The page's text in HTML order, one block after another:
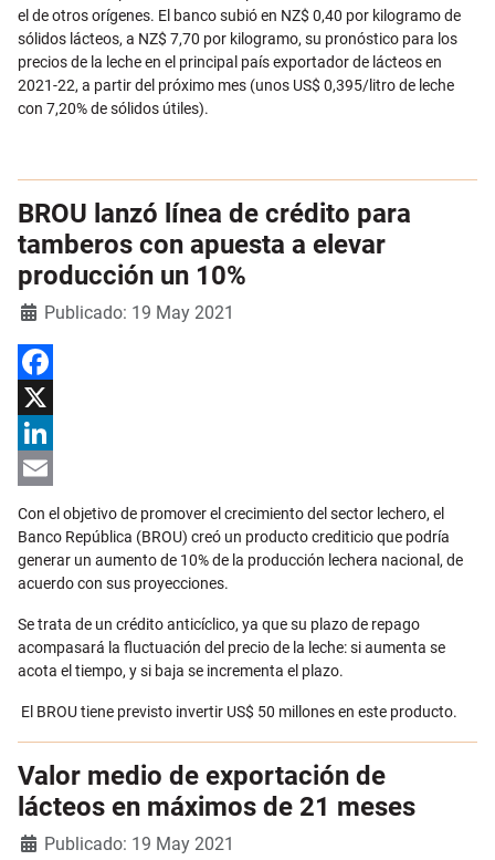
el de otros orígenes. El banco subió en NZ$ 0,40 por kilogramo de
sólidos lácteos, a NZ$ 7,70 por kilogramo, su pronóstico para los
precios de la leche en el principal país exportador de lácteos en
2021-22, a partir del próximo mes (unos US$ 0,395/litro de leche
con 7,20% de sólidos útiles).
BROU lanzó línea de crédito para
tamberos con apuesta a elevar
producción un 10%
DetallesPublicado: 19 May 2021
Facebook
X
LinkedIn
Con el objetivo de promover el crecimiento del sector lechero, el
Banco República (BROU) creó un producto crediticio que podría
generar un aumento de 10% de la producción lechera nacional, de
acuerdo con sus proyecciones.
Se trata de un crédito anticíclico, ya que su plazo de repago
acompasará la fluctuación del precio de la leche: si aumenta se
acota el tiempo, y si baja se incrementa el plazo.
El BROU tiene previsto invertir US$ 50 millones en este producto.
Valor medio de exportación de
lácteos en máximos de 21 meses
DetallesPublicado: 19 May 2021